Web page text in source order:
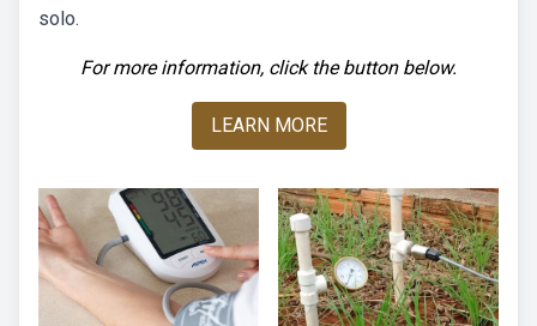
solo.
For more information, click the button below.
LEARN MORE